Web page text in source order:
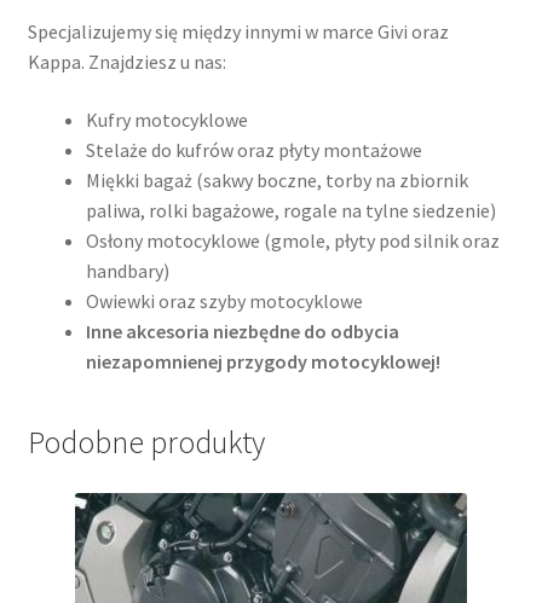
Specjalizujemy się między innymi w marce Givi oraz
Kappa. Znajdziesz u nas:
Kufry motocyklowe
Stelaże do kufrów oraz płyty montażowe
Miękki bagaż (sakwy boczne, torby na zbiornik
paliwa, rolki bagażowe, rogale na tylne siedzenie)
Osłony motocyklowe (gmole, płyty pod silnik oraz
handbary)
Owiewki oraz szyby motocyklowe
Inne akcesoria niezbędne do odbycia
niezapomnienej przygody motocyklowej!
Podobne produkty